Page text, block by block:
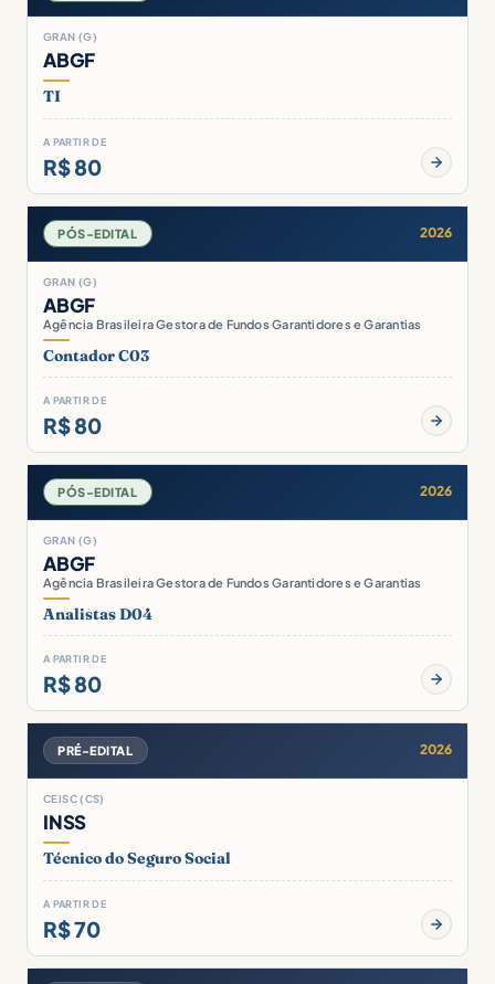
GRAN (G)
ABGF
TI
A PARTIR DE
R$ 80
PÓS-EDITAL 2026
GRAN (G)
ABGF
Agência Brasileira Gestora de Fundos Garantidores e Garantias
Contador C03
A PARTIR DE
R$ 80
PÓS-EDITAL 2026
GRAN (G)
ABGF
Agência Brasileira Gestora de Fundos Garantidores e Garantias
Analistas D04
A PARTIR DE
R$ 80
PRÉ-EDITAL 2026
CEISC (CS)
INSS
Técnico do Seguro Social
A PARTIR DE
R$ 70